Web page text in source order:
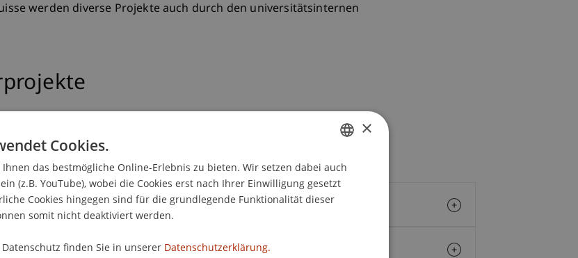
werden diverse Projekte auch durch den universitätsinternen
Weitere Drittmittelprojekte
GERMAN
ENGLISH
×
Cookies.
das bestmögliche Online-Erlebnis zu bieten. Wir setzen dabei auch
(z.B. YouTube), wobei die Cookies erst nach Ihrer Einwilligung gesetzt
Cookies hingegen sind für die grundlegende Funktionalität dieser
somit nicht deaktiviert werden.
finden Sie in unserer Datenschutzerklärung.